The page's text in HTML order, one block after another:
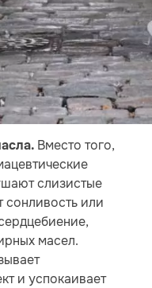
Вместо того,
слизистые
или
масел.
и успокаивает